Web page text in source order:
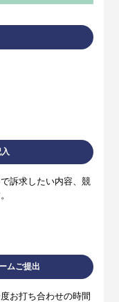
訴求したい内容、競
ムご提出
お打ち合わせの時間